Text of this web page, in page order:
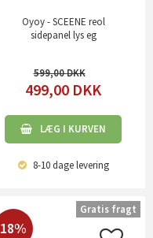
Oyoy - SCEENE reol
sidepanel lys eg
599,00
499,00 DKK
LÆG I KURVEN
8-10 dagelevering
18%
Gratis fragt